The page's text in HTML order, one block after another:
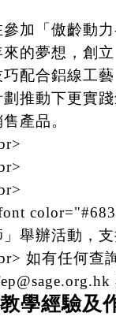
參加「傲齡動
來的夢想，創
巧配合鋁線工
劃推動下更實
產品。
」舉辦活動，
如有任何查
教學經驗及